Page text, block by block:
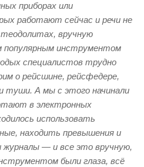
приборах или
работают сейчас и речи не
вручную
популярным инструментом
специалистов трудно
о рейсшине, рейсфедере,
туши. А мы с этого начинали
в электронных
использовать
находить превышения и
журналы — и все это вручную,
были глаза, всё